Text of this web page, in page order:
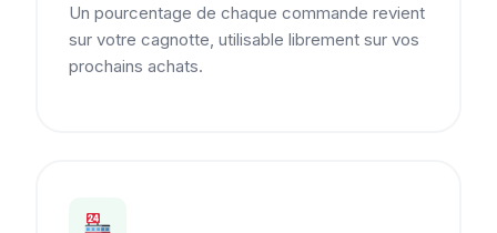
Un pourcentage de chaque commande revient
sur votre cagnotte, utilisable librement sur vos
prochains achats.